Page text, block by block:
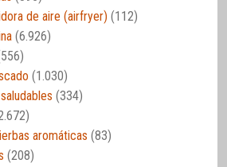
de aire (airfryer) (112)
(6.926)
(1.030)
(334)
aromáticas (83)
(208)